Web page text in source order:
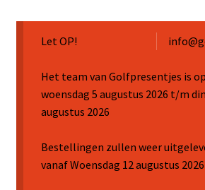
Let OP!
Het team van Golfpresentjes is
woensdag 5 augustus 2026 t/m
augustus 2026
Bestellingen zullen weer
vanaf Woensdag 12 augustus 2026